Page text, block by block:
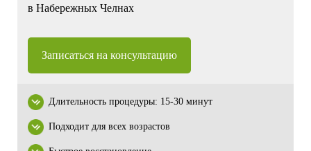
в Набережных Челнах
Записаться на консультацию
Длительность процедуры: 15-30 минут
Подходит для всех возрастов